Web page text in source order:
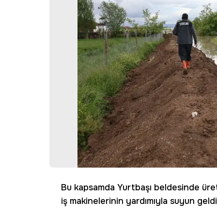
Bu kapsamda Yurtbaşı beldesinde
iş makinelerinin yardımıyla suyun